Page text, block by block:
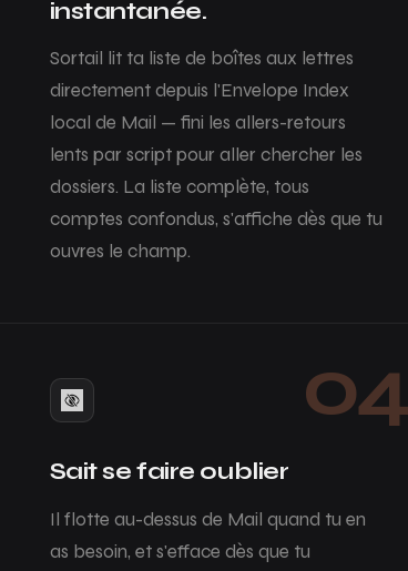
instantanée.
Sortail lit ta liste de boîtes aux lettres
directement depuis l'Envelope Index
local de Mail — fini les allers-retours
lents par script pour aller chercher les
dossiers. La liste complète, tous
comptes confondus, s'affiche dès que tu
ouvres le champ.
04
Sait se faire oublier
Il flotte au-dessus de Mail quand tu en
as besoin, et s'efface dès que tu